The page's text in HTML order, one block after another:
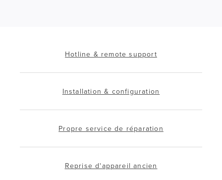
Hotline & remote support
Installation & configuration
Propre service de réparation
Reprise d'appareil ancien